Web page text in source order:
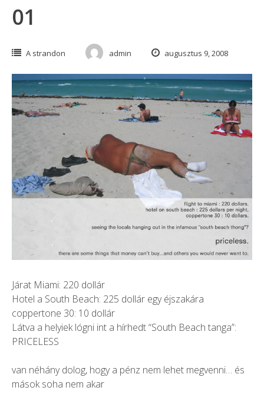
01
A strandon admin augusztus 9, 2008
Járat Miami: 220 dollár
Hotel a South Beach: 225 dollár egy éjszakára
coppertone 30: 10 dollár
Látva a helyiek lógni int a hírhedt “South Beach tanga”:
PRICELESS
van néhány dolog, hogy a pénz nem lehet megvenni… és
mások soha nem akar